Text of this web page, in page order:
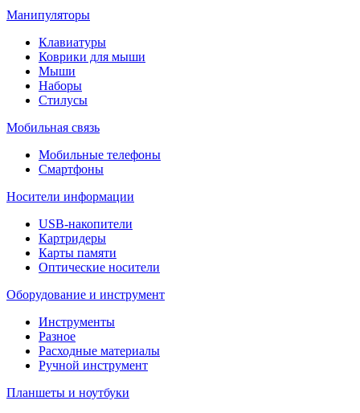
Манипуляторы
Клавиатуры
Коврики для мыши
Мыши
Наборы
Стилусы
Мобильная связь
Мобильные телефоны
Смартфоны
Носители информации
USB-накопители
Картридеры
Карты памяти
Оптические носители
Оборудование и инструмент
Инструменты
Разное
Расходные материалы
Ручной инструмент
Планшеты и ноутбуки